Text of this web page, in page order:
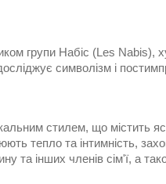
групи Набіс (Les Nabis),
символізм і
стилем, що містить
тепло та інтимність,
та інших членів сім'ї, а